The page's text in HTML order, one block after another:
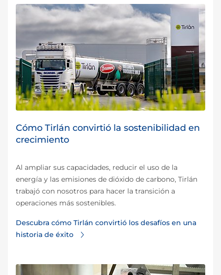
Cómo Tirlán convirtió la sostenibilidad en
crecimiento
Al ampliar sus capacidades, reducir el uso de la
energía y las emisiones de dióxido de carbono, Tirlán
trabajó con nosotros para hacer la transición a
operaciones más sostenibles.
Descubra cómo Tirlán convirtió los desafíos en una
historia de éxito